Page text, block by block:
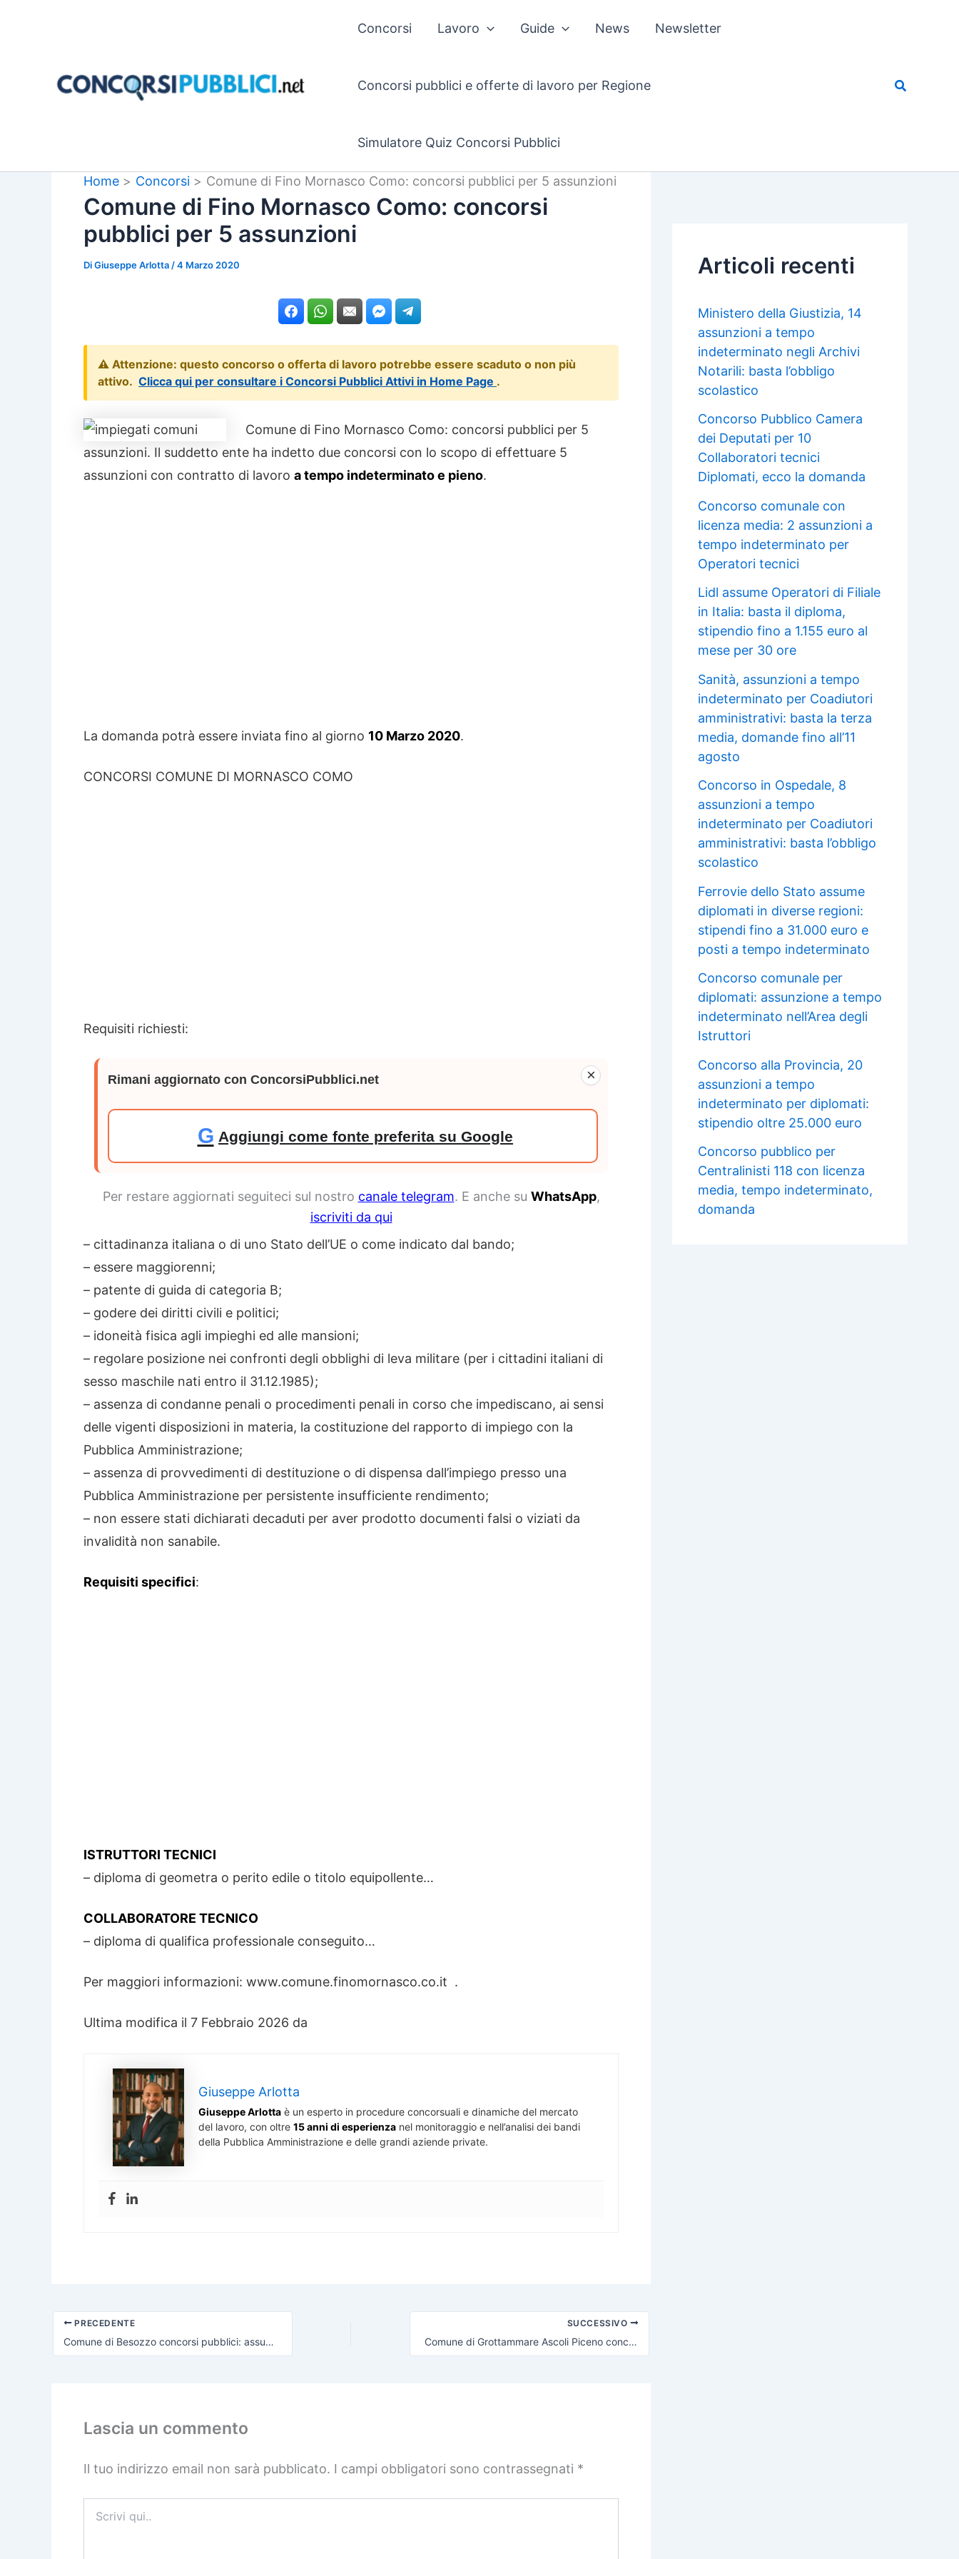
Concorsi Lavoro Guide News Newsletter
Concorsi pubblici e offerte di lavoro per Regione
Simulatore Quiz Concorsi Pubblici
Home Concorsi Comune di Fino Mornasco Como: concorsi pubblici per 5 assunzioni
Comune di Fino Mornasco Como: concorsi
pubblici per 5 assunzioni
DiGiuseppe Arlotta /4 Marzo 2020
⚠️ Attenzione: questo concorso o offerta di lavoro potrebbe essere scaduto o non più
attivo. Clicca qui per consultare i Concorsi Pubblici Attivi in Home Page .
Comune di Fino Mornasco Como: concorsi pubblici per 5
assunzioni. Il suddetto ente ha indetto due concorsi con lo scopo di effettuare 5
assunzioni con contratto di lavoro a tempo indeterminato e pieno.
La domanda potrà essere inviata fino al giorno 10 Marzo 2020.
CONCORSI COMUNE DI MORNASCO COMO
Requisiti richiesti:
×
Rimani aggiornato con ConcorsiPubblici.net
G Aggiungi come fonte preferita su Google
Per restare aggiornati seguiteci sul nostro canale telegram. E anche su WhatsApp,
iscriviti da qui
– cittadinanza italiana o di uno Stato dell’UE o come indicato dal bando;
– essere maggiorenni;
– patente di guida di categoria B;
– godere dei diritti civili e politici;
– idoneità fisica agli impieghi ed alle mansioni;
– regolare posizione nei confronti degli obblighi di leva militare (per i cittadini italiani di
sesso maschile nati entro il 31.12.1985);
– assenza di condanne penali o procedimenti penali in corso che impediscano, ai sensi
delle vigenti disposizioni in materia, la costituzione del rapporto di impiego con la
Pubblica Amministrazione;
– assenza di provvedimenti di destituzione o di dispensa dall’impiego presso una
Pubblica Amministrazione per persistente insufficiente rendimento;
– non essere stati dichiarati decaduti per aver prodotto documenti falsi o viziati da
invalidità non sanabile.
Requisiti specifici:
ISTRUTTORI TECNICI
– diploma di geometra o perito edile o titolo equipollente…
COLLABORATORE TECNICO
– diploma di qualifica professionale conseguito…
Per maggiori informazioni: www.comune.finomornasco.co.it .
Ultima modifica il 7 Febbraio 2026 da
Giuseppe Arlotta
Giuseppe Arlotta è un esperto in procedure concorsuali e dinamiche del mercato
del lavoro, con oltre 15 anni di esperienza nel monitoraggio e nell’analisi dei bandi
della Pubblica Amministrazione e delle grandi aziende private.
PRECEDENTE
Comune di Besozzo concorsi pubblici: assunzioni per bibliotecario
SUCCESSIVO
Comune di Grottammare Ascoli Piceno concorsi pubblici: assunzione di 6 Agenti di Polizia
Lascia un commento
Il tuo indirizzo email non sarà pubblicato. I campi obbligatori sono contrassegnati *
qui..
Articoli recenti
Ministero della Giustizia, 14
assunzioni a tempo
indeterminato negli Archivi
Notarili: basta l’obbligo
scolastico
Concorso Pubblico Camera
dei Deputati per 10
Collaboratori tecnici
Diplomati, ecco la domanda
Concorso comunale con
licenza media: 2 assunzioni a
tempo indeterminato per
Operatori tecnici
Lidl assume Operatori di Filiale
in Italia: basta il diploma,
stipendio fino a 1.155 euro al
mese per 30 ore
Sanità, assunzioni a tempo
indeterminato per Coadiutori
amministrativi: basta la terza
media, domande fino all’11
agosto
Concorso in Ospedale, 8
assunzioni a tempo
indeterminato per Coadiutori
amministrativi: basta l’obbligo
scolastico
Ferrovie dello Stato assume
diplomati in diverse regioni:
stipendi fino a 31.000 euro e
posti a tempo indeterminato
Concorso comunale per
diplomati: assunzione a tempo
indeterminato nell’Area degli
Istruttori
Concorso alla Provincia, 20
assunzioni a tempo
indeterminato per diplomati:
stipendio oltre 25.000 euro
Concorso pubblico per
Centralinisti 118 con licenza
media, tempo indeterminato,
domanda